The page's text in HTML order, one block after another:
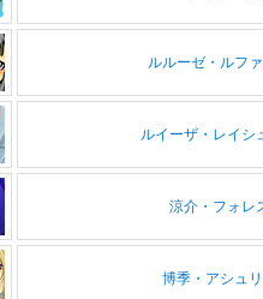
ルルーゼ・ルフ
ルイーザ・レイシ
涼介・フォレ
博季・アシュ